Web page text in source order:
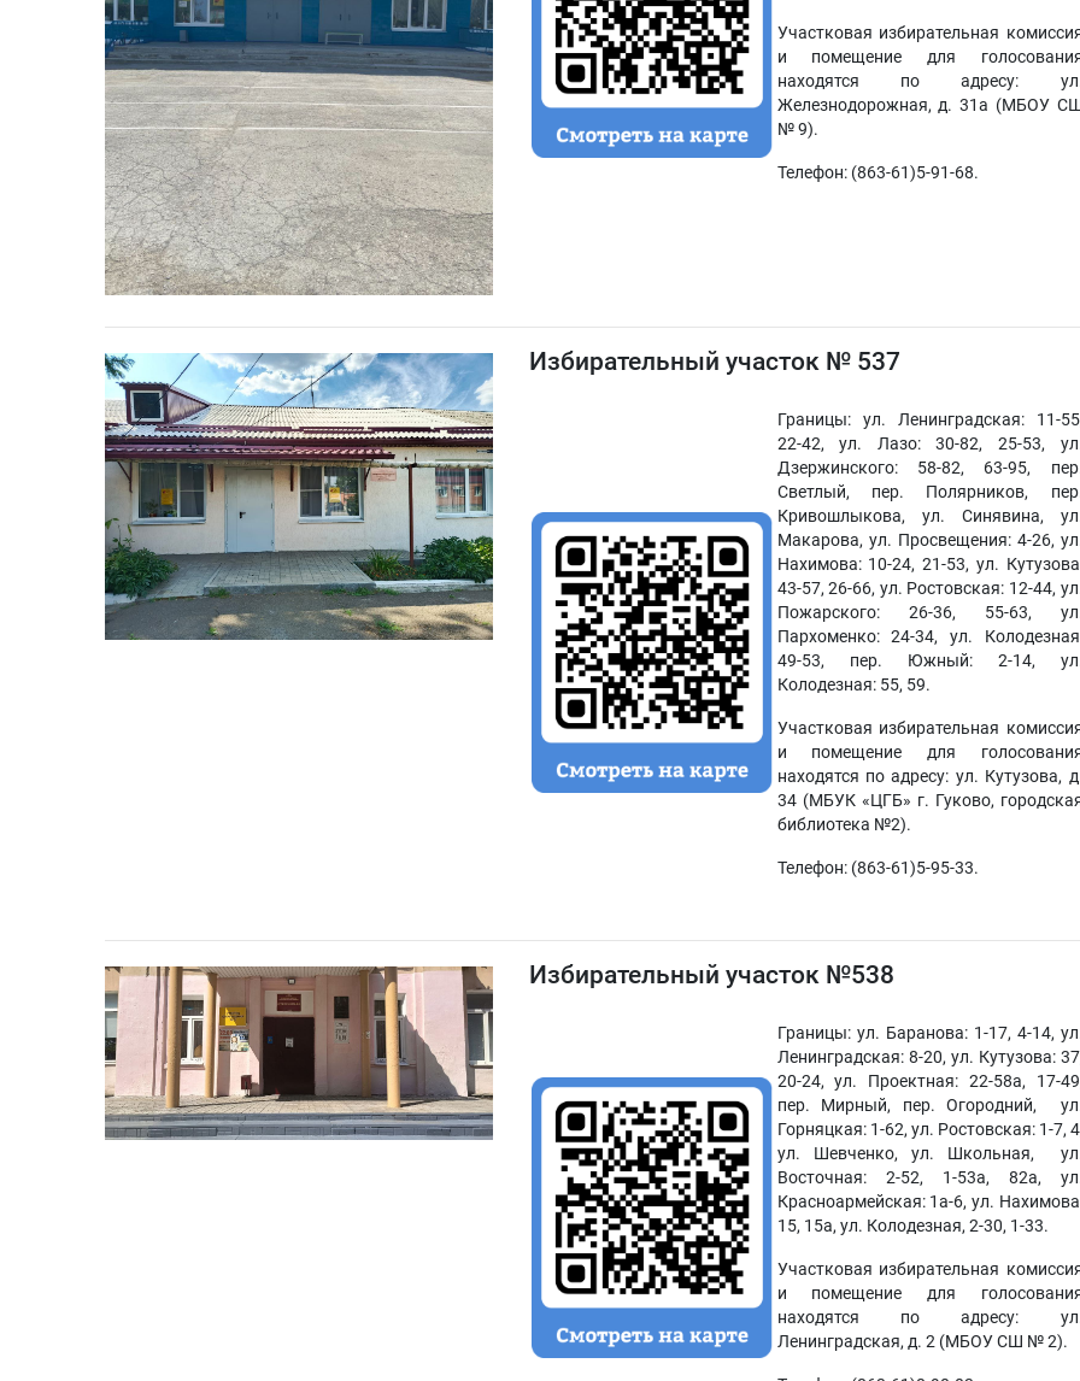
Участковая избирательная
и помещение для
находятся по адресу:
Железнодорожная, д. 31а (МБОУ
№ 9).
Телефон: (863-61)5-91-68.
Избирательный участок № 537
Границы: ул. Ленинградская: 11-
22-42, ул. Лазо: 30-82, 25-53,
Дзержинского: 58-82, 63-95,
Светлый, пер. Полярников,
Кривошлыкова, ул. Синявина,
Макарова, ул. Просвещения: 4-26,
Нахимова: 10-24, 21-53, ул.
43-57, 26-66, ул. Ростовская: 12-44,
Пожарского: 26-36, 55-63,
Пархоменко: 24-34, ул.
49-53, пер. Южный: 2-14,
Колодезная: 55, 59.
Участковая избирательная
и помещение для
находятся по адресу: ул. Кутузова,
34 (МБУК «ЦГБ» г. Гуково,
библиотека №2).
Телефон: (863-61)5-95-33.
Избирательный участок №538
Границы: ул. Баранова: 1-17, 4-14,
Ленинградская: 8-20, ул. Кутузова:
20-24, ул. Проектная: 22-58а, 17-
пер. Мирный, пер. Огородний,
Горняцкая: 1-62, ул. Ростовская: 1-7,
ул. Шевченко, ул. Школьная,
Восточная: 2-52, 1-53а, 82а,
Красноармейская: 1а-6, ул.
15, 15а, ул. Колодезная, 2-30, 1-33.
Участковая избирательная
и помещение для
находятся по адресу:
Ленинградская, д. 2 (МБОУ СШ № 2).